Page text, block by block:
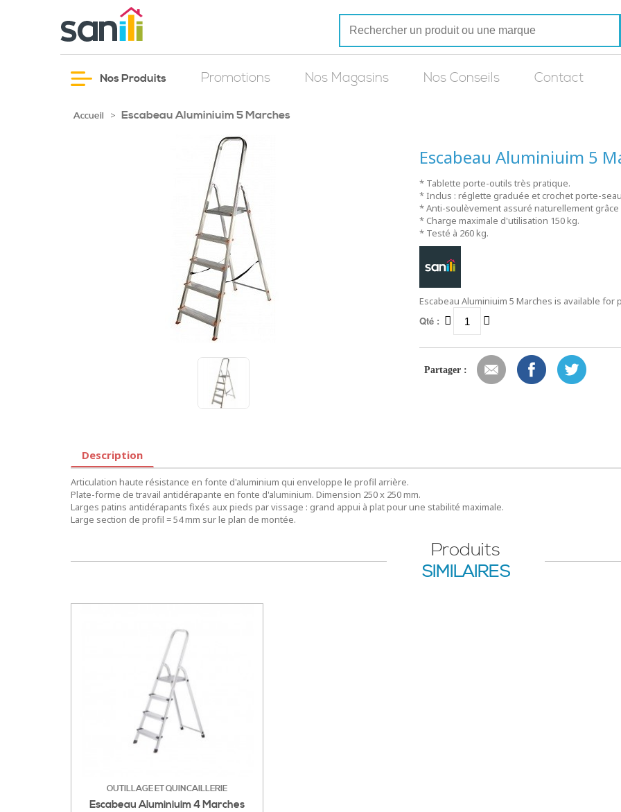
Nos Produits Promotions Nos Magasins Nos Conseils Contact
Accueil > Escabeau Aluminiuim 5 Marches
Escabeau Aluminiuim 5
* Tablette porte-outils très pratique.
* Inclus : réglette graduée et crochet porte-
* Anti-soulèvement assuré naturellement
* Charge maximale d'utilisation 150 kg.
* Testé à 260 kg.
Escabeau Aluminiuim 5 Marches is available for
Qté :
Partager :
Description
Articulation haute résistance en fonte d'aluminium qui enveloppe le profil arrière.
Plate-forme de travail antidérapante en fonte d'aluminium. Dimension 250 x 250 mm.
Larges patins antidérapants fixés aux pieds par vissage : grand appui à plat pour une stabilité maximale.
Large section de profil = 54 mm sur le plan de montée.
Produits
SIMILAIRES
OUTILLAGE ET QUINCAILLERIE
Escabeau Aluminiuim 4 Marches